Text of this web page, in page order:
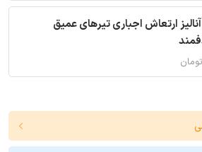
ارتعاش اجباری تیرهای عمیق